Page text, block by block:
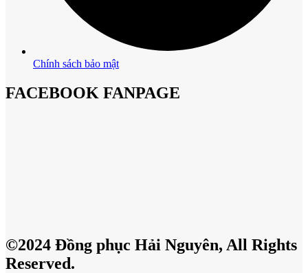
Chính sách bảo mật
FACEBOOK FANPAGE
©2024 Đồng phục Hải Nguyên, All Rights
Reserved.